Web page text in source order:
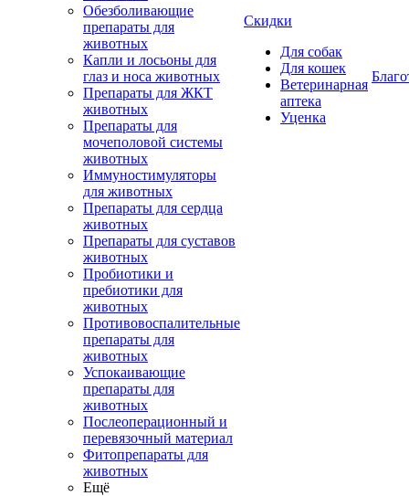
Обезболивающие
препараты для
животных
Капли и лосьоны для
глаз и носа животных
Препараты для ЖКТ
животных
Препараты для
мочеполовой системы
животных
Иммуностимуляторы
для животных
Препараты для сердца
животных
Препараты для суставов
животных
Пробиотики и
пребиотики для
животных
Противовоспалительные
препараты для
животных
Успокаивающие
препараты для
животных
Послеоперационный и
перевязочный материал
Фитопрепараты для
животных
Ещё
Скидки
Для собак
Для кошек
Ветеринарная
аптека
Уценка